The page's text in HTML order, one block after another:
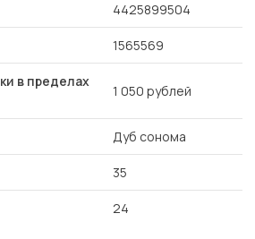
4425899504
1565569
в пределах
1 050 рублей
Дуб сонома
35
24